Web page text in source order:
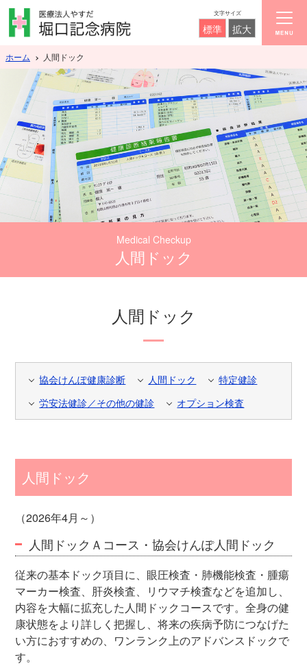
文字サイズ
標準 拡大
ホーム 人間ドック
Medical Checkup
人間ドック
人間ドック
協会けんぽ健康診断 人間ドック
特定健診
労安法健診／その他の健診
オプション検査
人間ドック
（2026年4月～）
人間ドックＡコース・協会けんぽ人間ドック
従来の基本ドック項目に、眼圧検査・肺機能検査・腫瘍
マーカー検査、肝炎検査、リウマチ検査などを追加し、
内容を大幅に拡充した人間ドックコースです。全身の健
康状態をより詳しく把握し、将来の疾病予防につなげた
い方におすすめの、ワンランク上のアドバンスドックで
す。